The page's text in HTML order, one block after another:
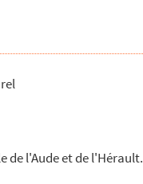
de l'Aude et de l'Hérault.